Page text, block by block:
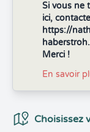
Si vous ne
ici,
https://
Merci !
En savoir
Choix du Lieux
Choisissez